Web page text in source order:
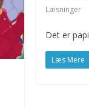
Læsninger
Det er
Læs Mere